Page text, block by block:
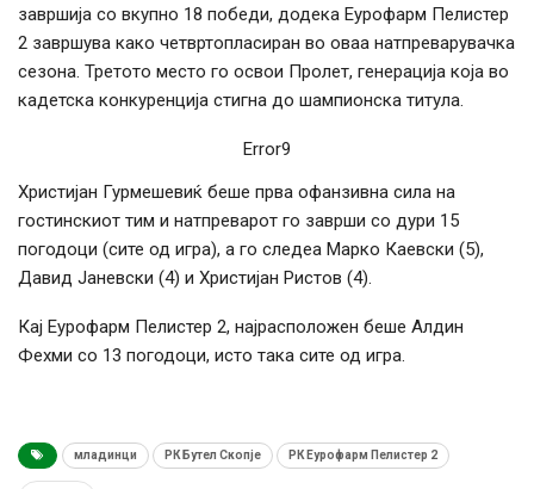
завршија со вкупно 18 победи, додека Еурофарм Пелистер
2 завршува како четвртопласиран во оваа натпреварувачка
сезона. Третото место го освои Пролет, генерација која во
кадетска конкуренција стигна до шампионска титула.
Error9
Христијан Гурмешевиќ беше прва офанзивна сила на
гостинскиот тим и натпреварот го заврши со дури 15
погодоци (сите од игра), а го следеа Марко Каевски (5),
Давид Јаневски (4) и Христијан Ристов (4).
Кај Еурофарм Пелистер 2, најрасположен беше Алдин
Фехми со 13 погодоци, исто така сите од игра.
младинци РК Бутел Скопје РК Еурофарм Пелистер 2